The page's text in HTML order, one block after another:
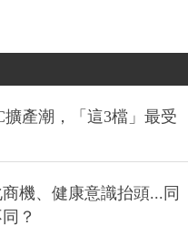
擴產潮，「這3檔」最受
機、健康意識抬頭...同
？